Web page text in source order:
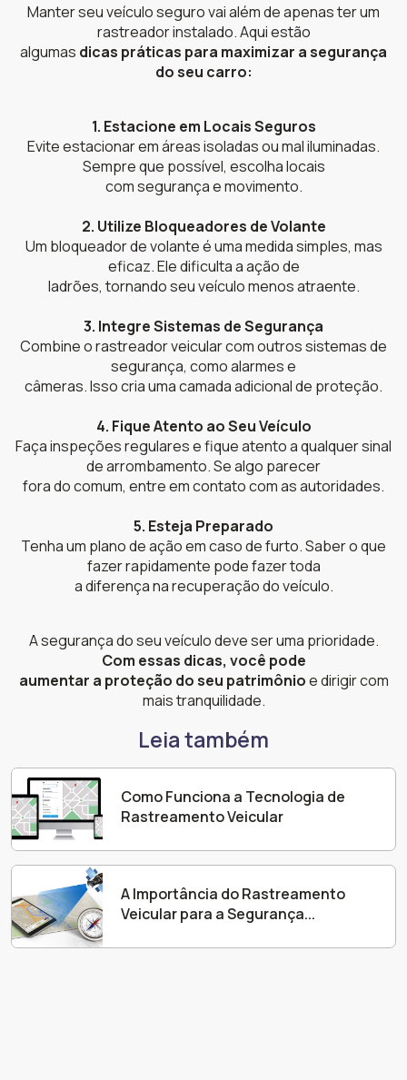
Manter seu veículo seguro vai além de apenas ter um
rastreador instalado. Aqui estão
algumas dicas práticas para maximizar a segurança
do seu carro:
1. Estacione em Locais Seguros
Evite estacionar em áreas isoladas ou mal iluminadas.
Sempre que possível, escolha locais
com segurança e movimento.
2. Utilize Bloqueadores de Volante
Um bloqueador de volante é uma medida simples, mas
eficaz. Ele dificulta a ação de
ladrões, tornando seu veículo menos atraente.
3. Integre Sistemas de Segurança
Combine o rastreador veicular com outros sistemas de
segurança, como alarmes e
câmeras. Isso cria uma camada adicional de proteção.
4. Fique Atento ao Seu Veículo
Faça inspeções regulares e fique atento a qualquer sinal
de arrombamento. Se algo parecer
fora do comum, entre em contato com as autoridades.
5. Esteja Preparado
Tenha um plano de ação em caso de furto. Saber o que
fazer rapidamente pode fazer toda
a diferença na recuperação do veículo.
A segurança do seu veículo deve ser uma prioridade.
Com essas dicas, você pode
aumentar a proteção do seu patrimônioe dirigir com
mais tranquilidade.
Leia também
Como Funciona a Tecnologia de
Rastreamento Veicular
A Importância do Rastreamento
Veicular para a Segurança...